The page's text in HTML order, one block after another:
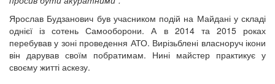
Ярослав Будзанович був учасником подій на Майдані у складі
однієї із сотень Самооборони. А в 2014 та 2015 роках
перебував у зоні проведення АТО. Вирізьблені власноруч ікони
він дарував своїм побратимам. Нині майстер практикує у
своєму житті аскезу.